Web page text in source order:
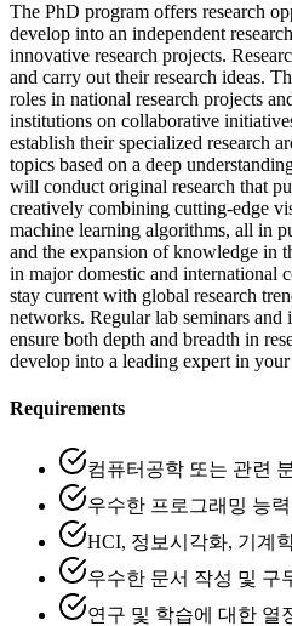
The PhD program offers research
develop into an independent
innovative research projects.
and carry out their research ideas.
roles in national research projects
institutions on collaborative
establish their specialized research
topics based on a deep
will conduct original research that
creatively combining cutting-edge
machine learning algorithms, all in
and the expansion of knowledge in
in major domestic and international
stay current with global research
networks. Regular lab seminars
ensure both depth and breadth in
develop into a leading expert in
Requirements
컴퓨터공학 또는 관련
우수한 프로그래밍 능력
HCI, 정보시각화, 기계
우수한 문서 작성 및 구
연구 및 학습에 대한 열